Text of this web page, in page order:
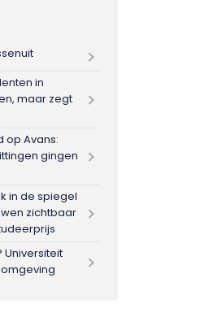
in
maar zegt
op Avans:
gingen
in de spiegel
zichtbaar
Universiteit